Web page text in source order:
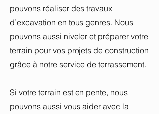
pouvons réaliser des travaux
d’excavation en tous genres. Nous
pouvons aussi niveler et préparer votre
terrain pour vos projets de construction
grâce à notre service de terrassement.
Si votre terrain est en pente, nous
pouvons aussi vous aider avec la